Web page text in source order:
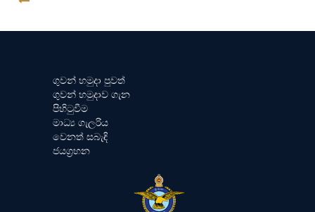
ගුවන් හමුදා පුවත්
ගුවන් හමුදාව ගැන
පිහිටුවීම
මාධ්‍ය ගැලරිය
වෙනත් සබැඳි
ජයග්‍රහන